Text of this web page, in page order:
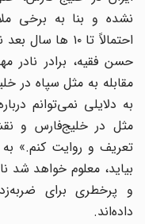
نشده و بنا به برخی
احتمالاً تا ۱۰ ها
حسن فقیه، برادر نادر
مقابله به مثل سپاه در
به دلایلی نمی‌توانم
مثل در خلیج‌فارس و
تعریف و روایت کنم.» به
بیاید، معلوم خواهد شد
و پرخطری برای
داده‌اند.